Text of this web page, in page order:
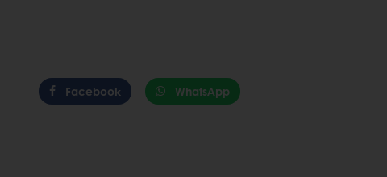
Facebook WhatsApp